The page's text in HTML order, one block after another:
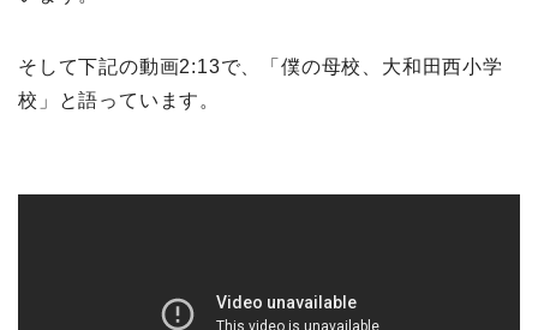
そして下記の動画2:13で、「僕の母校、大和田西小学
校」と語っています。